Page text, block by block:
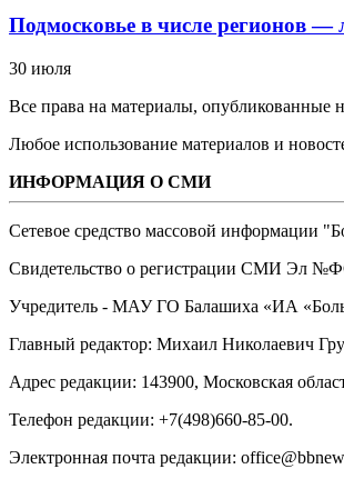
Подмосковье в числе регионов —
30 июля
Все права на материалы,
Любое использование материалов и
ИНФОРМАЦИЯ О СМИ
Сетевое средство массовой информации
Свидетельство о регистрации СМИ Эл
Учредитель - МАУ ГО Балашиха «ИА
Главный редактор: Михаил Николаевич
Адрес редакции: 143900, Московская
Телефон редакции: +7(498)660-85-00.
Электронная почта редакции: